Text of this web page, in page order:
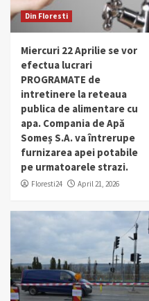
Din Floresti
Miercuri 22 Aprilie se vor
efectua lucrari
PROGRAMATE de
intretinere la reteaua
publica de alimentare cu
apa. Compania de Apă
Someș S.A. va întrerupe
furnizarea apei potabile
pe urmatoarele strazi.
Floresti24 April 21, 2026